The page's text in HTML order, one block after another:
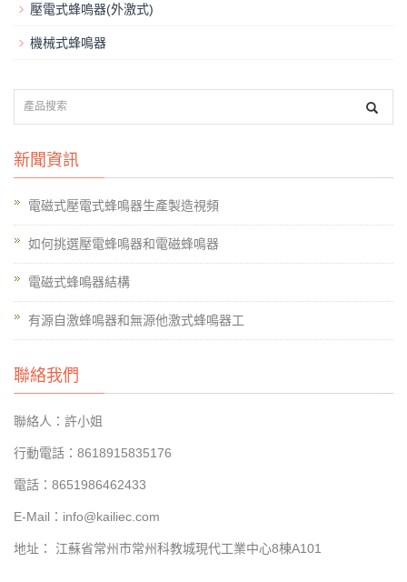
壓電式蜂嗚器(外激式)
機械式蜂鳴器
新聞資訊
電磁式壓電式蜂鳴器生產製造視頻
如何挑選壓電蜂鳴器和電磁蜂鳴器
電磁式蜂鳴器結構
有源自激蜂鳴器和無源他激式蜂鳴器工
聯絡我們
聯絡人：許小姐
行動電話：8618915835176
電話：8651986462433
E-Mail：info@kailiec.com
地址： 江蘇省常州市常州科教城現代工業中心8棟A101